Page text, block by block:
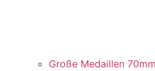
Große Medaillen